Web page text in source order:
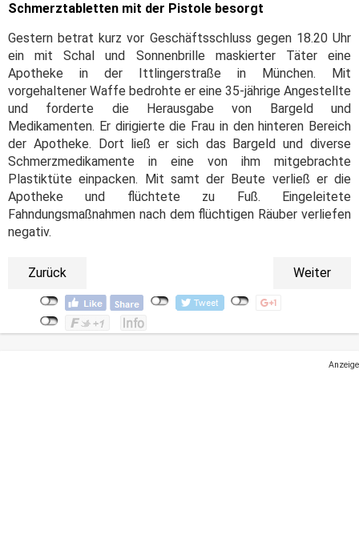
Schmerztabletten mit der Pistole besorgt
Gestern betrat kurz vor Geschäftsschluss gegen 18.20 Uhr
ein mit Schal und Sonnenbrille maskierter Täter eine
Apotheke in der Ittlingerstraße in München. Mit
vorgehaltener Waffe bedrohte er eine 35-jährige Angestellte
und forderte die Herausgabe von Bargeld und
Medikamenten. Er dirigierte die Frau in den hinteren Bereich
der Apotheke. Dort ließ er sich das Bargeld und diverse
Schmerzmedikamente in eine von ihm mitgebrachte
Plastiktüte einpacken. Mit samt der Beute verließ er die
Apotheke und flüchtete zu Fuß. Eingeleitete
Fahndungsmaßnahmen nach dem flüchtigen Räuber verliefen
negativ.
Zurück Weiter
Anzeige